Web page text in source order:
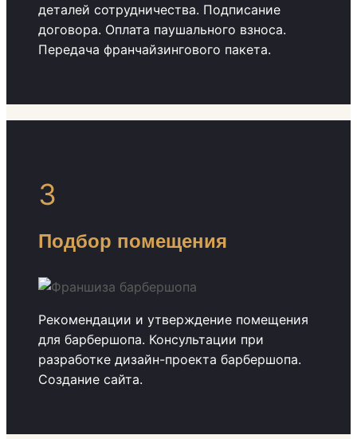
деталей сотрудничества. Подписание
договора. Оплата паушального взноса.
Передача франчайзингового пакета.
3
Подбор помещения
Рекомендации и утверждение помещения
для барбершопа. Консультации при
разработке дизайн-проекта барбершопа.
Создание сайта.